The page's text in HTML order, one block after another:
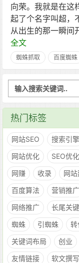
向荣。我就是在这
起了个名字叫超，
从出生的那一瞬间
全文
蜘蛛抓取 百度蜘蛛
热门标签
网站SEO 搜索引擎
网站优化
SEO优化
网赚
收录 网
百度算法
营销推广
网络推广
长尾关
蜘蛛
引蜘蛛 转
关键词布局
创业
友情链接
软文撰写